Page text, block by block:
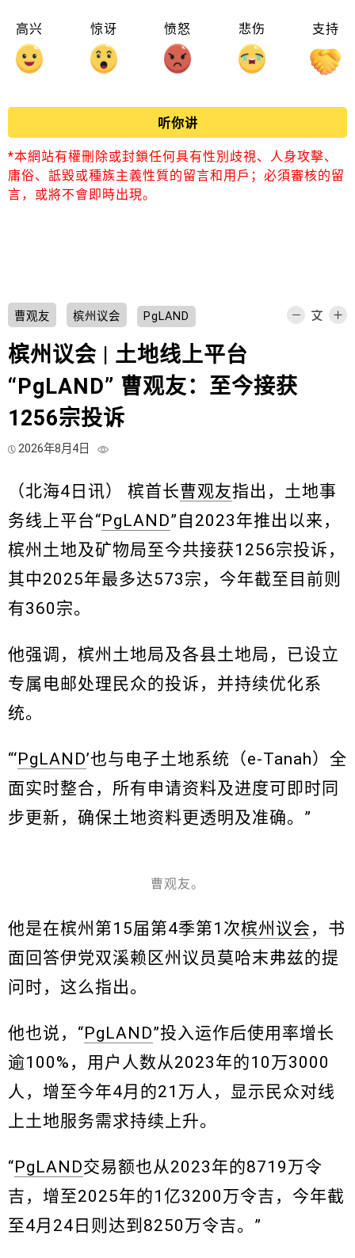
高兴 惊讶 愤怒 悲伤 支持
听你讲
*本網站有權刪除或封鎖任何具有性別歧視、人身攻擊、
庸俗、詆毀或種族主義性質的留言和用戶；必須審核的留
言，或將不會即時出現。
曹观友 槟州议会 PgLAND
槟州议会 | 土地线上平台
“PgLAND” 曹观友：至今接获
1256宗投诉
2026年8月4日
（北海4日讯） 槟首长曹观友指出，土地事
务线上平台“PgLAND”自2023年推出以来，
槟州土地及矿物局至今共接获1256宗投诉，
其中2025年最多达573宗，今年截至目前则
有360宗。
他强调，槟州土地局及各县土地局，已设立
专属电邮处理民众的投诉，并持续优化系
统。
“‘PgLAND’也与电子土地系统（e-Tanah）全
面实时整合，所有申请资料及进度可即时同
步更新，确保土地资料更透明及准确。”
曹观友。
他是在槟州第15届第4季第1次槟州议会 ，书
面回答伊党双溪赖区州议员莫哈末弗兹的提
问时，这么指出。
他也说，“PgLAND”投入运作后使用率增长
逾100%，用户人数从2023年的10万3000
人，增至今年4月的21万人，显示民众对线
上土地服务需求持续上升。
“PgLAND交易额也从2023年的8719万令
吉，增至2025年的1亿3200万令吉，今年截
至4月24日则达到8250万令吉。”